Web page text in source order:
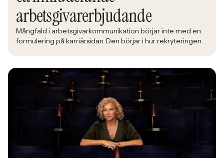
arbetsgivarerbjudande
Mångfald i arbetsgivarkommunikation börjar inte med en
formulering på karriärsidan. Den börjar i hur rekryteringen
mer medvetna, regelverken skärps och konkurrensen om
rätt kompetens förändras räcker det inte längre att säga
att alla är välkomna. Arbetsgivare behöver kunna visa vad
det betyder i praktiken.